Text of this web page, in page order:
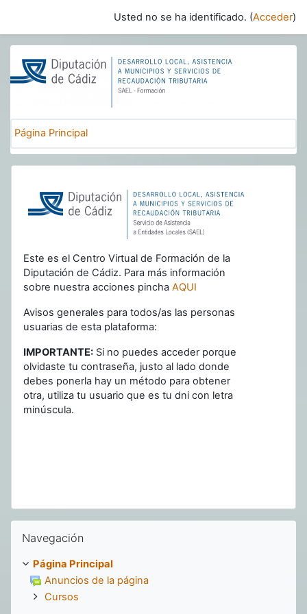
Usted no se ha identificado. (Acceder)
CENTRO VIRTUAL DE FORMACIÓN
Página Principal
Este es el Centro Virtual de Formación de la
Diputación de Cádiz. Para más información
sobre nuestra acciones pincha AQUI
Avisos generales para todos/as las personas
usuarias de esta plataforma:
IMPORTANTE:Si no puedes acceder porque
olvidaste tu contraseña, justo al lado donde
debes ponerla hay un método para obtener
otra, utiliza tu usuario que es tu dni con letra
minúscula.
Navegación
Página Principal
Anuncios de la página
Cursos